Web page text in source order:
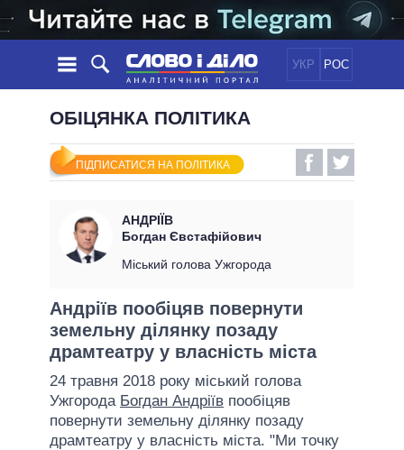
УКР РОС
НОВИНИ
СТРІЧКА
ПОДІЇ
ДУМКИ
ОГЛЯДИ
ПОЛІТИКА
ЕКОНОМІКА
СВІТ
ОБIЦЯНКИ
УСІ ПОЛІТИКИ
ПРЕЗИДЕНТ І ОФІС
КАБІНЕТ МІНІСТРІВ
ГОЛОВИ ОБЛАДМІНІСТРАЦІЙ
МЕРИ МІСТ
ВСІ ПЕРСОНИ
ІНФОГРАФІКА
ВІДЕО
ПІДТРИМАТИ
ПОРІВНЯННЯ ПОЛІТИКІВ
ОБІЦЯНКА ПОЛІТИКА
ПІДПИСАТИСЯ НА ПОЛІТИКА
АНДРІЇВ
Богдан Євстафійович
Міський голова Ужгорода
Андріїв пообіцяв повернути
земельну ділянку позаду
драмтеатру у власність міста
24 травня 2018 року міський голова
Ужгорода Богдан Андріїв пообіцяв
повернути земельну ділянку позаду
драмтеатру у власність міста. "Ми точку